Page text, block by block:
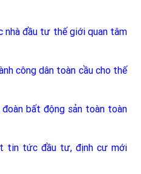
nhà đầu tư thế giới quan tâm
công dân toàn cầu cho thế
bất động sản toàn toàn
tin tức đầu tư, định cư mới